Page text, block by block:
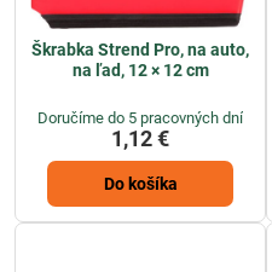
Škrabka Strend Pro, na auto,
na ľad, 12 × 12 cm
Doručíme do 5 pracovných dní
1,12 €
Do košíka